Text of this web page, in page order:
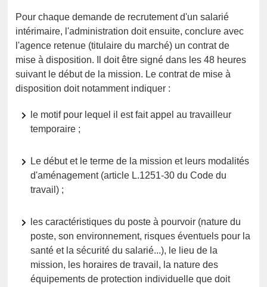
Pour chaque demande de recrutement d'un salarié
intérimaire, l'administration doit ensuite, conclure avec
l'agence retenue (titulaire du marché) un contrat de
mise à disposition. Il doit être signé dans les 48 heures
suivant le début de la mission. Le contrat de mise à
disposition doit notamment indiquer :
le motif pour lequel il est fait appel au travailleur
temporaire ;
Le début et le terme de la mission et leurs modalités
d'aménagement (article L.1251-30 du Code du
travail) ;
les caractéristiques du poste à pourvoir (nature du
poste, son environnement, risques éventuels pour la
santé et la sécurité du salarié...), le lieu de la
mission, les horaires de travail, la nature des
équipements de protection individuelle que doit